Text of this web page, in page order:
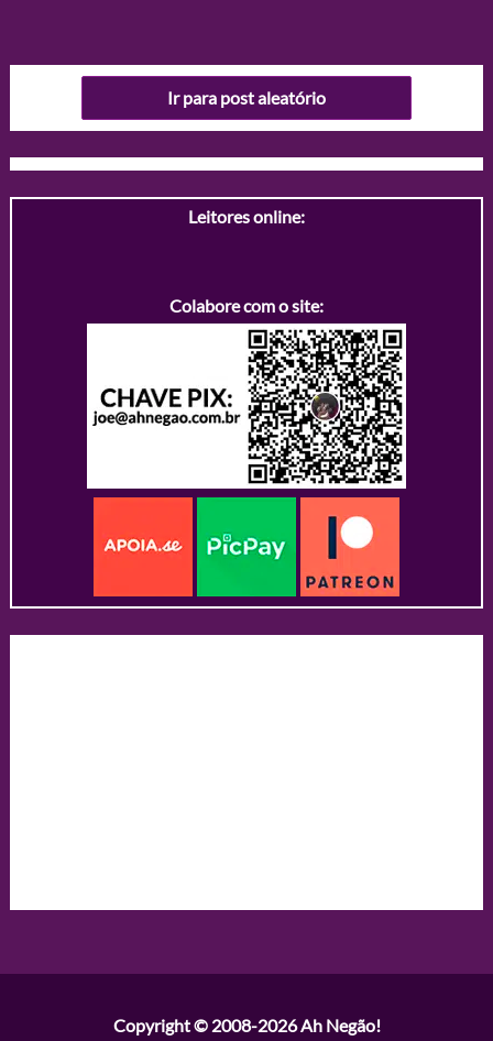
Ir para post aleatório
Leitores online:
Colabore com o site:
Copyright © 2008-2026Ah Negão!